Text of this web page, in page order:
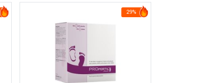
29%